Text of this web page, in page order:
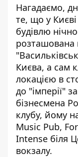
Нагадаємо,
те, що у Києві
будівлю
розташована
Києва, а сам
локацією в
до "імперії"
бізнесмена
клубу, йому
Music Pub,
Intense біля
вокзалу.